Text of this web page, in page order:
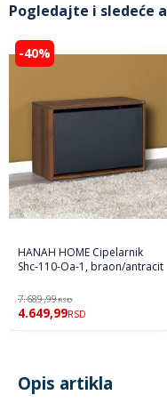
Pogledajte i sledeće
-40%
HANAH HOME Cipelarnik
Shc-110-Oa-1, braon/antracit
7.689,99RSD
4.649,99RSD
Opis artikla